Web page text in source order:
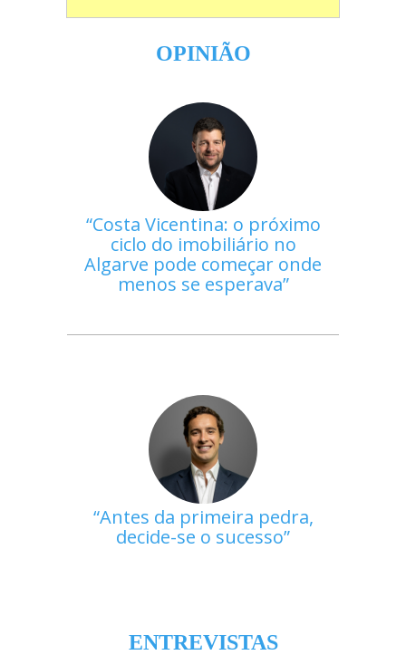
OPINIÃO
Costa Vicentina: o próximo
ciclo do imobiliário no
Algarve pode começar onde
menos se esperava
Antes da primeira pedra,
decide-se o sucesso
ENTREVISTAS